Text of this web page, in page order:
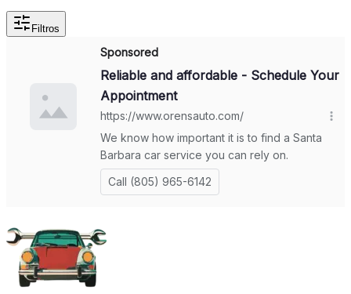
Filtros